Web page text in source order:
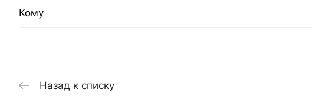
Кому
Назад к списку